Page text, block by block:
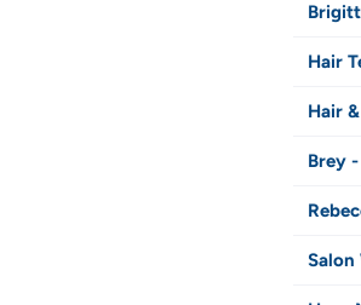
Hair
Hair
Brey